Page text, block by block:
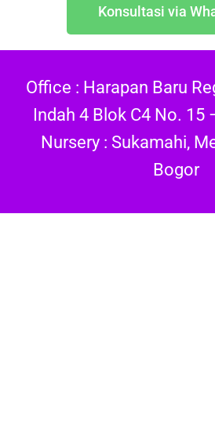
Konsultasi via
Office : Harapan Baru
Indah 4 Blok C4 No. 15
Nursery : Sukamahi,
Bogor